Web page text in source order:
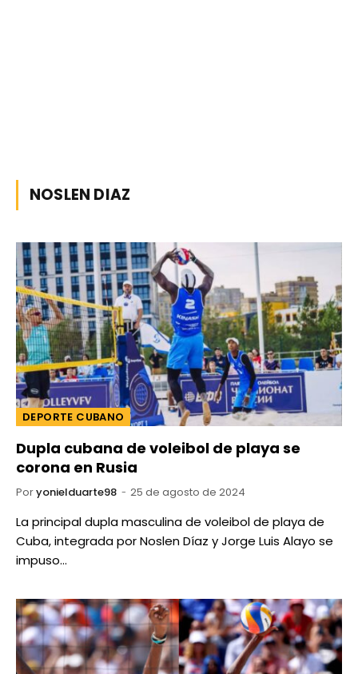
NOSLEN DIAZ
DEPORTE CUBANO
Dupla cubana de voleibol de playa se
corona en Rusia
Poryonielduarte98 25 de agosto de 2024
La principal dupla masculina de voleibol de playa de
Cuba, integrada por Noslen Díaz y Jorge Luis Alayo se
impuso…